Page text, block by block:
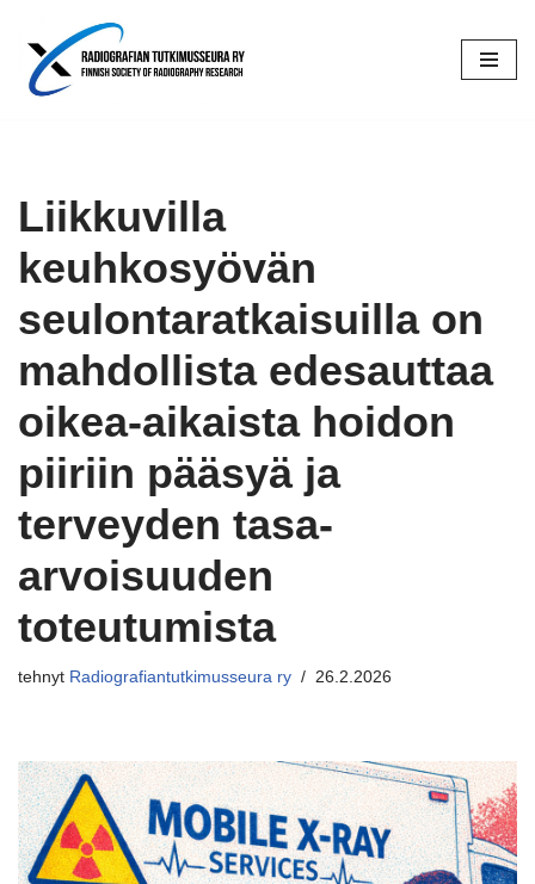
Siirry
suoraan
Liikkuvilla
keuhkosyövän
seulontaratkaisuilla on
mahdollista edesauttaa
oikea-aikaista hoidon
piiriin pääsyä ja
terveyden tasa-
arvoisuuden
toteutumista
tehnyt Radiografiantutkimusseura ry 26.2.2026